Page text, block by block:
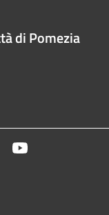
di Pomezia
Twitter